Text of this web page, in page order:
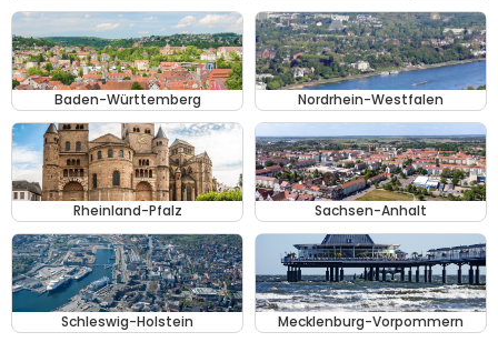
Baden-Württemberg Nordrhein-Westfalen
Rheinland-Pfalz Sachsen-Anhalt
Schleswig-Holstein Mecklenburg-Vorpommern